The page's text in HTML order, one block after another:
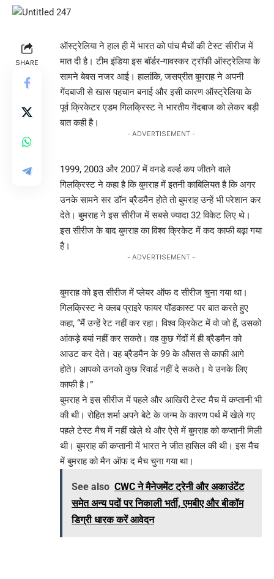
SHARE
ऑस्ट्रेलिया ने हाल ही में भारत को पांच मैचों की टेस्ट सीरीज में
मात दी है। टीम इंडिया इस बॉर्डर-गावस्कर ट्रॉफी ऑस्ट्रेलिया के
सामने बेबस नजर आई। हालांकि, जसप्रीत बुमराह ने अपनी
गेंदबाजी से खास पहचान बनाई और इसी कारण ऑस्ट्रेलिया के
पूर्व क्रिकेटर एडम गिलक्रिस्ट ने भारतीय गेंदबाज को लेकर बड़ी
बात कही है।
- ADVERTISEMENT -
1999, 2003 और 2007 में वनडे वर्ल्ड कप जीतने वाले
गिलक्रिस्ट ने कहा है कि बुमराह में इतनी काबिलियत है कि अगर
उनके सामने सर डॉन ब्रैडमैन होते तो बुमराह उन्हें भी परेशान कर
देते। बुमराह ने इस सीरीज में सबसे ज्यादा 32 विकेट लिए थे।
इस सीरीज के बाद बुमराह का विश्व क्रिकेट में कद काफी बढ़ा गया
है।
- ADVERTISEMENT -
बुमराह को इस सीरीज में प्लेयर ऑफ द सीरीज चुना गया था।
गिलक्रिस्ट ने क्लब प्राइरे फायर पॉडकास्ट पर बात करते हुए
कहा, “मैं उन्हें रेट नहीं कर रहा। विश्व क्रिकेट में वो जो हैं, उसको
आंकड़े बयां नहीं कर सकते। वह कुछ गेंदों में ही ब्रैडमैन को
आउट कर देते। वह ब्रैडमैन के 99 के औसत से काफी आगे
होते। आपको उनको कुछ रिवार्ड नहीं दे सकते। ये उनके लिए
काफी है।”
बुमराह ने इस सीरीज में पहले और आखिरी टेस्ट मैच में कप्तानी भी
की थी। रोहित शर्मा अपने बेटे के जन्म के कारण पर्थ में खेले गए
पहले टेस्ट मैच में नहीं खेले थे और ऐसे में बुमराह को कप्तानी मिली
थी। बुमराह की कप्तानी में भारत ने जीत हासिल की थी। इस मैच
में बुमराह को मैन ऑफ द मैच चुना गया था।
See also CWC ने मैनेजमेंट ट्रेनी और अकाउंटेंट
समेत अन्य पदों पर निकाली भर्ती, एमबीए और बीकॉम
डिग्री धारक करें आवेदन